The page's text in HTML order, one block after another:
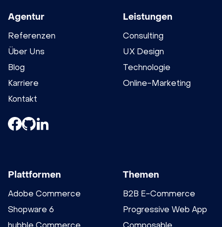
Agentur
Referenzen
Über Uns
Blog
Karriere
Kontakt
Leistungen
Consulting
UX Design
Technologie
Online-Marketing
Plattformen
Adobe Commerce
Shopware 6
Themen
B2B E-Commerce
Progressive Web App